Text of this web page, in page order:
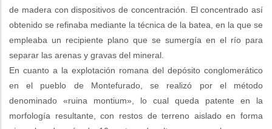
de madera con dispositivos de concentración. El concentrado así
obtenido se refinaba mediante la técnica de la batea, en la que se
empleaba un recipiente plano que se sumergía en el río para
separar las arenas y gravas del mineral.
En cuanto a la explotación romana del depósito conglomerático
en el pueblo de Montefurado, se realizó por el método
denominado «ruina montium», lo cual queda patente en la
morfología resultante, con restos de terreno aislado en forma